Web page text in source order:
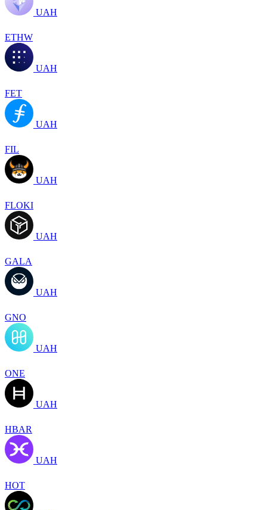
UAH
ETHW
UAH
FET
UAH
FIL
UAH
FLOKI
UAH
GALA
UAH
GNO
UAH
ONE
UAH
HBAR
UAH
HOT